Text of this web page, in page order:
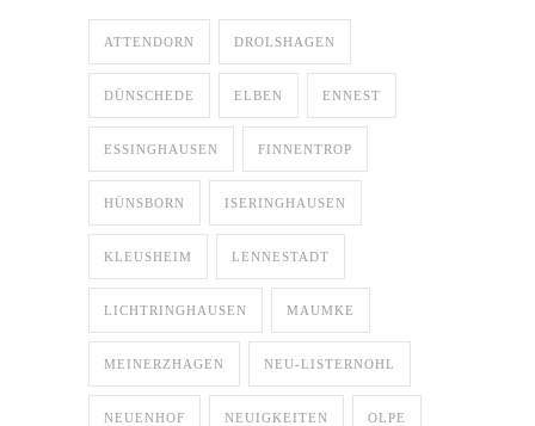
ATTENDORN DROLSHAGEN
DÜNSCHEDE ELBEN ENNEST
ESSINGHAUSEN FINNENTROP
HÜNSBORN ISERINGHAUSEN
KLEUSHEIM LENNESTADT
LICHTRINGHAUSEN MAUMKE
MEINERZHAGEN NEU-LISTERNOHL
NEUENHOF NEUIGKEITEN OLPE